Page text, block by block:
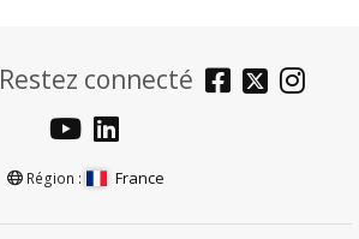
Restez connecté
Région : France